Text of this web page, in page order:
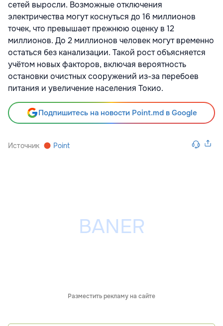
сетей выросли. Возможные отключения
электричества могут коснуться до 16 миллионов
точек, что превышает прежнюю оценку в 12
миллионов. До 2 миллионов человек могут временно
остаться без канализации. Такой рост объясняется
учётом новых факторов, включая вероятность
остановки очистных сооружений из-за перебоев
питания и увеличение населения Токио.
Подпишитесь на новости Point.md в Google
Источник Point
Разместить рекламу на сайте